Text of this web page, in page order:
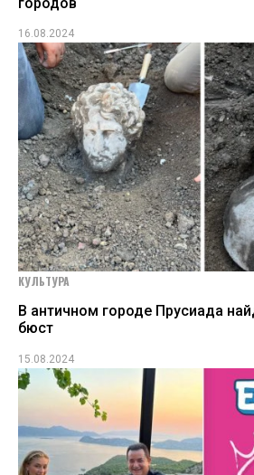
16.08.2024
КУЛЬТУРА
В античном городе Прусиада
бюст
15.08.2024